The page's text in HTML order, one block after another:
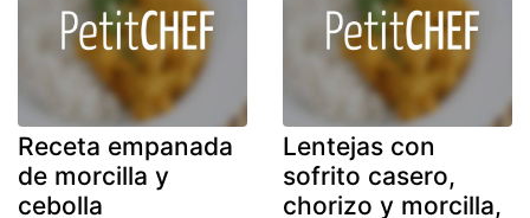
Receta empanada
de morcilla y
cebolla
Lentejas con
sofrito casero,
chorizo y morcilla,